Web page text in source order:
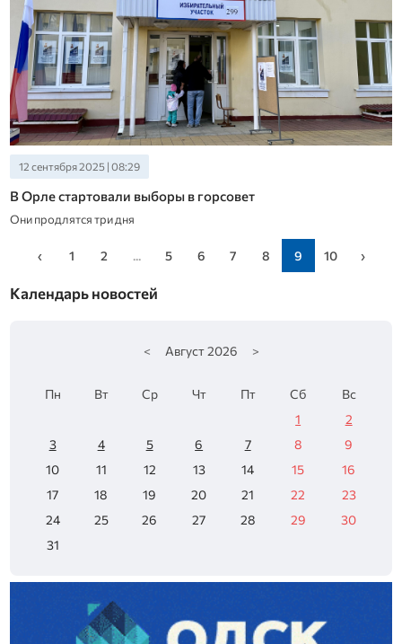
12 сентября 2025 | 08:29
В Орле стартовали выборы в горсовет
Они продлятся три дня
‹ 1 2 ... 5 6 7 8 9 10 ›
Календарь новостей
< Август 2026 >
Пн Вт Ср Чт Пт Сб
Вс
1
2
3
4 5 6 7 8
9
10
11 12 13 14 15
16
17
18 19 20 21 22
23
24
25 26 27 28 29
30
31